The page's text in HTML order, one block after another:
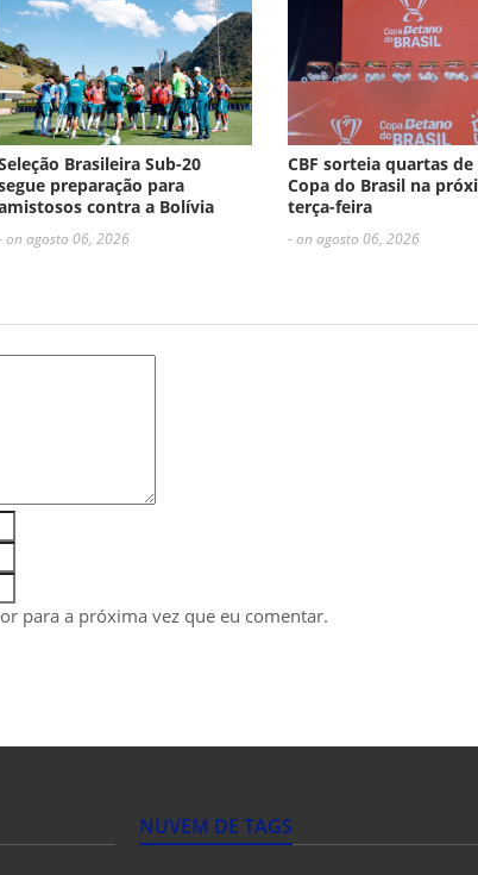
Brasileira Sub-20
preparação para
contra a Bolívia
on agosto 06, 2026
CBF sorteia quartas
Copa do Brasil na
terça-feira
- on agosto 06, 2026
para a próxima vez que eu comentar.
NUVEM DE TAGS